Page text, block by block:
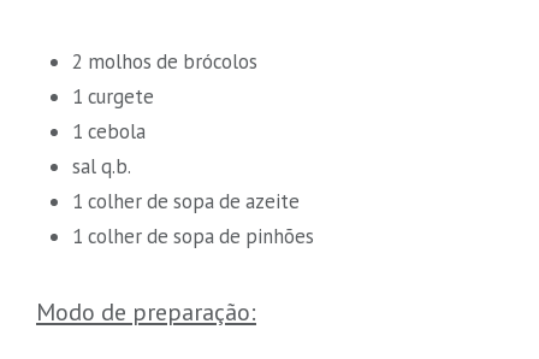
2 molhos de brócolos
1 curgete
1 cebola
sal q.b.
1 colher de sopa de azeite
1 colher de sopa de pinhões
Modo de preparação: